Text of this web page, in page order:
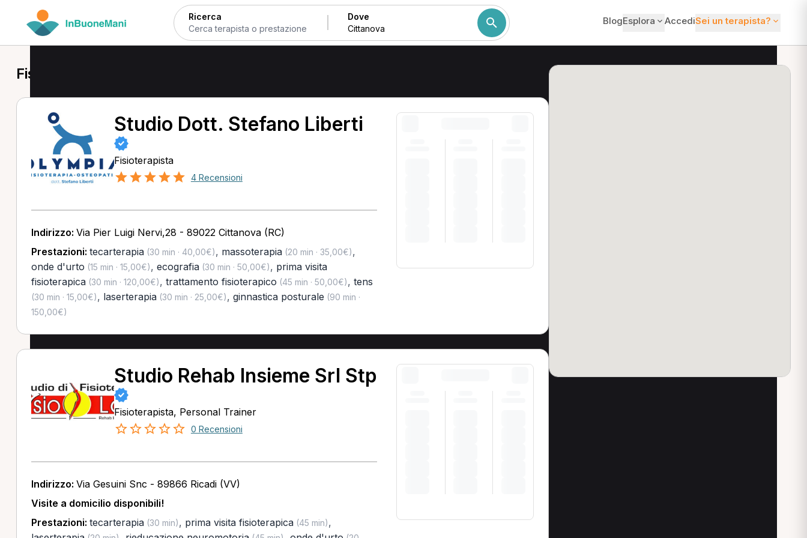
Ricerca Dove BlogEsplora AccediSei un terapista?
Fisioterapista a Cittanova
Studio Dott. Stefano Liberti
Fisioterapista
4 Recensioni
Indirizzo: Via Pier Luigi Nervi,28 - 89022 Cittanova (RC)
Prestazioni: tecarterapia(30 min · 40,00€), massoterapia(20 min · 35,00€),
onde d'urto (15 min · 15,00€), ecografia(30 min · 50,00€), prima visita
fisioterapica(30 min · 120,00€), trattamento fisioterapico (45 min · 50,00€), tens
(30 min · 15,00€), laserterapia(30 min · 25,00€), ginnastica posturale (90 min ·
150,00€)
Studio Rehab Insieme Srl Stp
Fisioterapista, Personal Trainer
0 Recensioni
Indirizzo: Via Gesuini Snc - 89866 Ricadi (VV)
Visite a domicilio disponibili!
Prestazioni: tecarterapia(30 min), prima visita fisioterapica(45 min),